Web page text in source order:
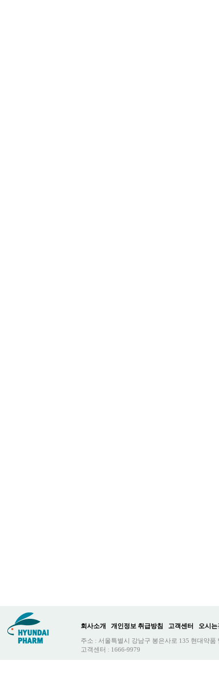
회사소개 개인정보 취급방침 고객센터
오시는
주소 : 서울특별시 강남구 봉은사로 135 현대약품
고객센터 : 1666-9979